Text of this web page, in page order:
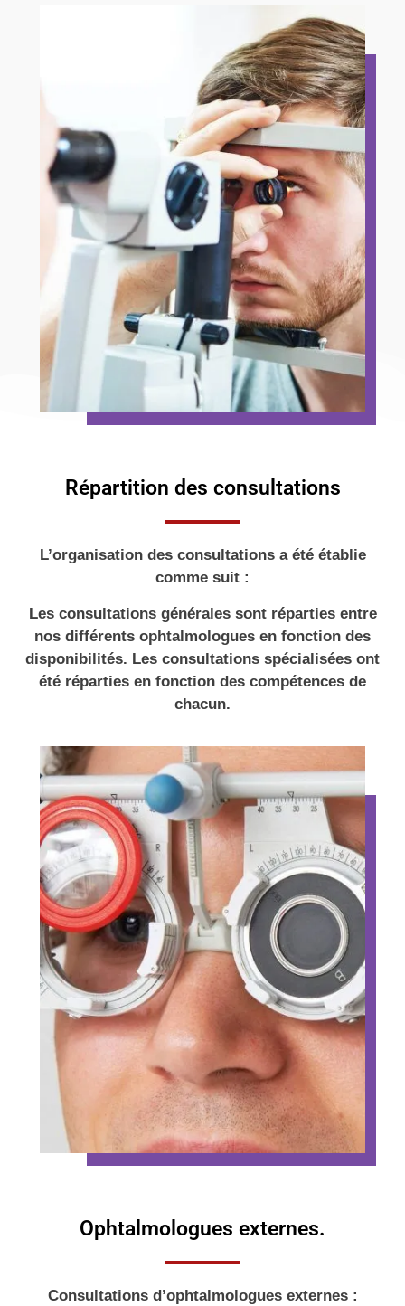
Répartition des consultations
L’organisation des consultations a été établie
comme suit :
Les consultations générales sont réparties entre
nos différents ophtalmologues en fonction des
disponibilités. Les consultations spécialisées ont
été réparties en fonction des compétences de
chacun.
Ophtalmologues externes.
Consultations d’ophtalmologues externes :